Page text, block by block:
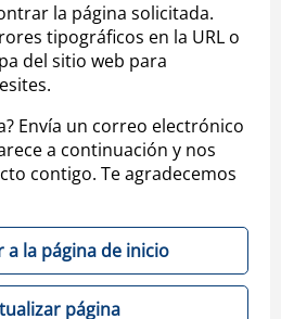
la página solicitada.
tipográficos en la URL o
del sitio web para
Envía un correo electrónico
a continuación y nos
contigo. Te agradecemos
a la página de inicio
página